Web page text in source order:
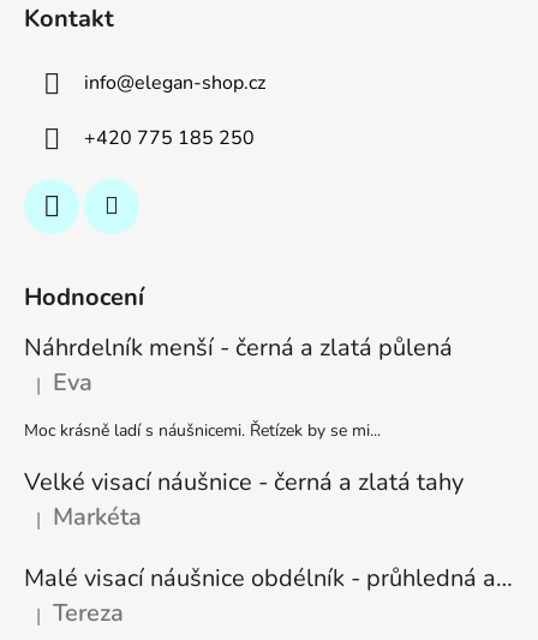
Kontakt
info@elegan-shop.cz
+420 775 185 250
Hodnocení
Náhrdelník menší - černá a zlatá půlená
Hodnocení produktu je 5 z 5 hvězdiček.
| Eva
Moc krásně ladí s náušnicemi. Řetízek by se mi...
Velké visací náušnice - černá a zlatá tahy
Hodnocení produktu je 5 z 5 hvězdiček.
| Markéta
Malé visací náušnice obdélník - průhledná a stříbrná
Hodnocení produktu je 5 z 5 hvězdiček.
| Tereza